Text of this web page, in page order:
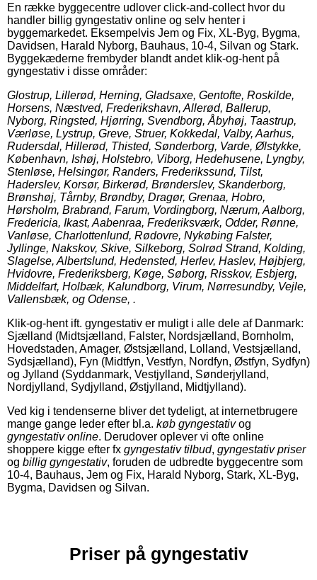
En række byggecentre udlover click-and-collect hvor du
handler billig gyngestativ online og selv henter i
byggemarkedet. Eksempelvis Jem og Fix, XL-Byg, Bygma,
Davidsen, Harald Nyborg, Bauhaus, 10-4, Silvan og Stark.
Byggekæderne frembyder blandt andet klik-og-hent på
gyngestativ i disse områder:
Glostrup, Lillerød, Herning, Gladsaxe, Gentofte, Roskilde,
Horsens, Næstved, Frederikshavn, Allerød, Ballerup,
Nyborg, Ringsted, Hjørring, Svendborg, Åbyhøj, Taastrup,
Værløse, Lystrup, Greve, Struer, Kokkedal, Valby, Aarhus,
Rudersdal, Hillerød, Thisted, Sønderborg, Varde, Ølstykke,
København, Ishøj, Holstebro, Viborg, Hedehusene, Lyngby,
Stenløse, Helsingør, Randers, Frederikssund, Tilst,
Haderslev, Korsør, Birkerød, Brønderslev, Skanderborg,
Brønshøj, Tårnby, Brøndby, Dragør, Grenaa, Hobro,
Hørsholm, Brabrand, Farum, Vordingborg, Nærum, Aalborg,
Fredericia, Ikast, Aabenraa, Frederiksværk, Odder, Rønne,
Vanløse, Charlottenlund, Rødovre, Nykøbing Falster,
Jyllinge, Nakskov, Skive, Silkeborg, Solrød Strand, Kolding,
Slagelse, Albertslund, Hedensted, Herlev, Haslev, Højbjerg,
Hvidovre, Frederiksberg, Køge, Søborg, Risskov, Esbjerg,
Middelfart, Holbæk, Kalundborg, Virum, Nørresundby, Vejle,
Vallensbæk, og Odense, .
Klik-og-hent ift. gyngestativ er muligt i alle dele af Danmark:
Sjælland (Midtsjælland, Falster, Nordsjælland, Bornholm,
Hovedstaden, Amager, Østsjælland, Lolland, Vestsjælland,
Sydsjælland), Fyn (Midtfyn, Vestfyn, Nordfyn, Østfyn, Sydfyn)
og Jylland (Syddanmark, Vestjylland, Sønderjylland,
Nordjylland, Sydjylland, Østjylland, Midtjylland).
Ved kig i tendenserne bliver det tydeligt, at internetbrugere
mange gange leder efter bl.a. køb gyngestativog
gyngestativ online. Derudover oplever vi ofte online
shoppere kigge efter fx gyngestativ tilbud, gyngestativ priser
og billig gyngestativ, foruden de udbredte byggecentre som
10-4, Bauhaus, Jem og Fix, Harald Nyborg, Stark, XL-Byg,
Bygma, Davidsen og Silvan.
Priser på gyngestativ